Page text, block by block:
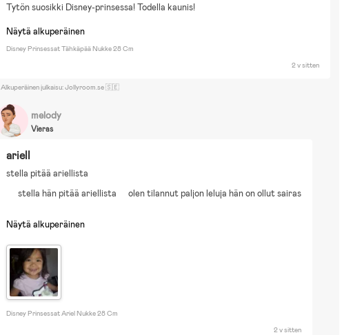
Eläimet ja luonto
Tytön suosikki Disney-prinsessa! Todella kaunis!
Näytä alkuperäinen
Disney Prinsessat Tähkäpää Nukke 28 Cm
2 v sitten
Alkuperäinen julkaisu: Jollyroom.se 🇸🇪
melody
Vieras
ariell
stella pitää ariellista
stella hän pitää ariellista
olen tilannut paljon leluja hän on ollut sairas
Näytä alkuperäinen
Disney Prinsessat Ariel Nukke 28 Cm
2 v sitten